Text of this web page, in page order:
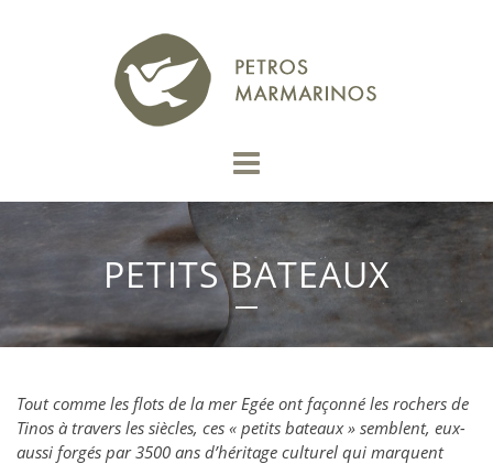
PETITS BATEAUX
Tout comme les flots de la mer Egée ont façonné les rochers de
Tinos à travers les siècles, ces « petits bateaux » semblent, eux-
aussi forgés par 3500 ans d’héritage culturel qui marquent